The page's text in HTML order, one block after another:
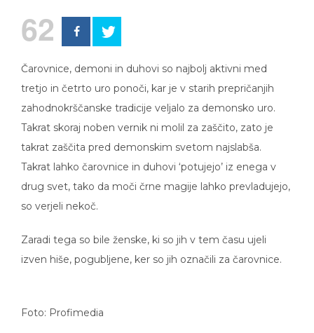
62
Čarovnice, demoni in duhovi so najbolj aktivni med
tretjo in četrto uro ponoči, kar je v starih prepričanjih
zahodnokrščanske tradicije veljalo za demonsko uro.
Takrat skoraj noben vernik ni molil za zaščito, zato je
takrat zaščita pred demonskim svetom najslabša.
Takrat lahko čarovnice in duhovi ‘potujejo’ iz enega v
drug svet, tako da moči črne magije lahko prevladujejo,
so verjeli nekoč.
Zaradi tega so bile ženske, ki so jih v tem času ujeli
izven hiše, pogubljene, ker so jih označili za čarovnice.
Foto: Profimedia